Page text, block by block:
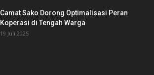
Camat Sako Dorong Optimalisasi Peran
Koperasi di Tengah Warga
19 Juli 2025